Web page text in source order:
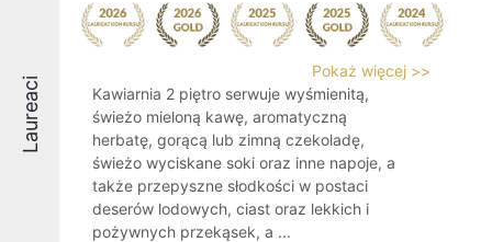
Laureaci
Pokaż więcej >>
Kawiarnia 2 piętro serwuje wyśmienitą,
świeżo mieloną kawę, aromatyczną
herbatę, gorącą lub zimną czekoladę,
świeżo wyciskane soki oraz inne napoje, a
także przepyszne słodkości w postaci
deserów lodowych, ciast oraz lekkich i
pożywnych przekąsek, a ...